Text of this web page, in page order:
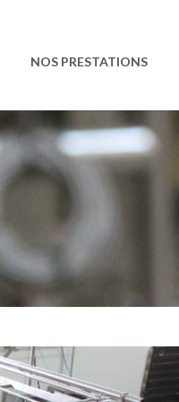
NOS PRESTATIONS